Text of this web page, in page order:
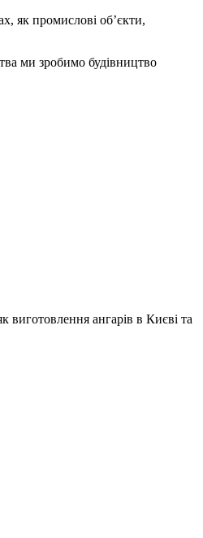
як промислові об’єкти,
ми зробимо будівництво
ангарів в Києві та